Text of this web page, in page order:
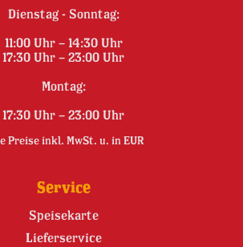
Dienstag - Sonntag:
11:00 Uhr – 14:30 Uhr
17:30 Uhr – 23:00 Uhr
Montag:
17:30 Uhr – 23:00 Uhr
Preise inkl. MwSt. u. in EUR
Service
Speisekarte
Lieferservice